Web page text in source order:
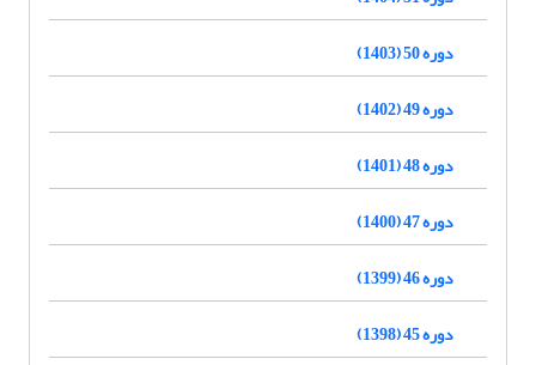
دوره 50 (1403)
دوره 49 (1402)
دوره 48 (1401)
دوره 47 (1400)
دوره 46 (1399)
دوره 45 (1398)